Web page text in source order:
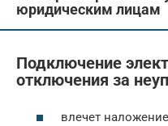
юридическим лицам
Подключение
отключения за
влечет